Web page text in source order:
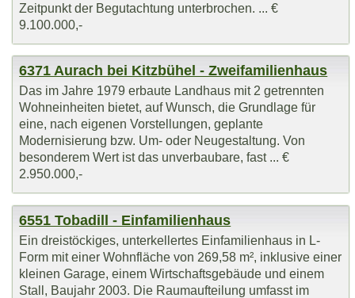
Zeitpunkt der Begutachtung unterbrochen. ... €
9.100.000,-
6371 Aurach bei Kitzbühel - Zweifamilienhaus
Das im Jahre 1979 erbaute Landhaus mit 2 getrennten
Wohneinheiten bietet, auf Wunsch, die Grundlage für
eine, nach eigenen Vorstellungen, geplante
Modernisierung bzw. Um- oder Neugestaltung. Von
besonderem Wert ist das unverbaubare, fast ... €
2.950.000,-
6551 Tobadill - Einfamilienhaus
Ein dreistöckiges, unterkellertes Einfamilienhaus in L-
Form mit einer Wohnfläche von 269,58 m², inklusive einer
kleinen Garage, einem Wirtschaftsgebäude und einem
Stall, Baujahr 2003. Die Raumaufteilung umfasst im